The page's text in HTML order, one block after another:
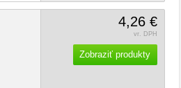
4,26 €
vr. DPH
Zobraziť produkty